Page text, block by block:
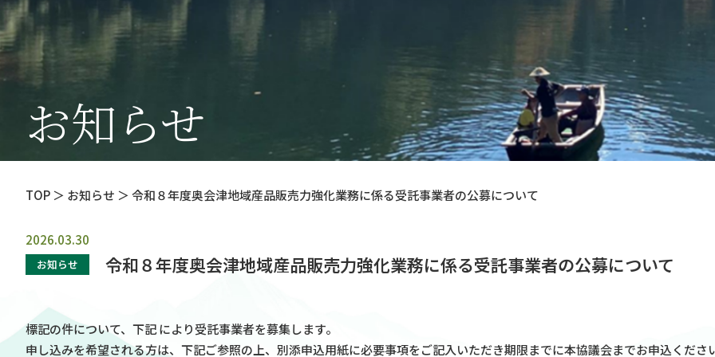
お知らせ
TOP ＞ お知らせ ＞ 令和８年度奥会津地域産品販売力強化業務に係る受託事業者の公募について
2026.03.30
お知らせ 令和８年度奥会津地域産品販売力強化業務に係る受託事業者の公募について
標記の件について、下記 により受託事業者を募集します。
申し込みを希望される方は、下記ご参照の上、別添申込用紙に必要事項をご記入いただき期限までに本協議会までお申込くださ